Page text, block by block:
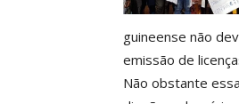
guineense não
emissão de
Não obstante